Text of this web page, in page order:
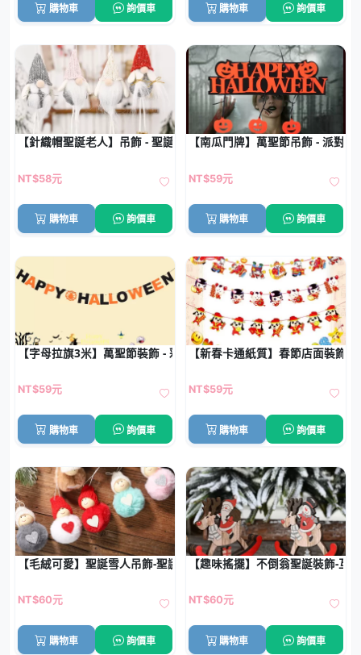
購物車 詢價車 購物車 詢價車
【針織帽聖誕老人】吊飾 - 聖誕樹創意掛飾
NT$58元
購物車 詢價車
【南瓜門牌】萬聖節吊飾 - 派對門
NT$59元
購物車 詢價車
【字母拉旗3米】萬聖節裝飾 - 彩色DIY掛飾
NT$59元
購物車 詢價車
【新春卡通紙質】春節店面裝飾
NT$59元
購物車 詢價車
【毛絨可愛】聖誕雪人吊飾-聖誕樹裝飾精品
NT$60元
購物車 詢價車
【趣味搖擺】不倒翁聖誕裝飾-互
NT$60元
購物車 詢價車